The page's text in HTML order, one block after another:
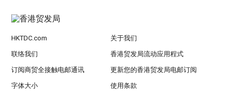
HKTDC.com 关于我们
联络我们 香港贸发局流动应用程式
订阅商贸全接触电邮通讯 更新您的香港贸发局电邮订阅
字体大小 使用条款